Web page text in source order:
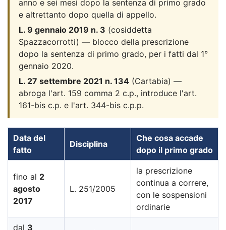
anno e sei mesi dopo la sentenza di primo grado
e altrettanto dopo quella di appello.
L. 9 gennaio 2019 n. 3 (cosiddetta
Spazzacorrotti) — blocco della prescrizione
dopo la sentenza di primo grado, per i fatti dal 1°
gennaio 2020.
L. 27 settembre 2021 n. 134 (Cartabia) —
abroga l'art. 159 comma 2 c.p., introduce l'art.
161-bis c.p. e l'art. 344-bis c.p.p.
Data del
fatto
Disciplina
Che cosa accade
dopo il primo grado
fino al 2
agosto
2017
L. 251/2005
la prescrizione
continua a correre,
con le sospensioni
ordinarie
dal 3